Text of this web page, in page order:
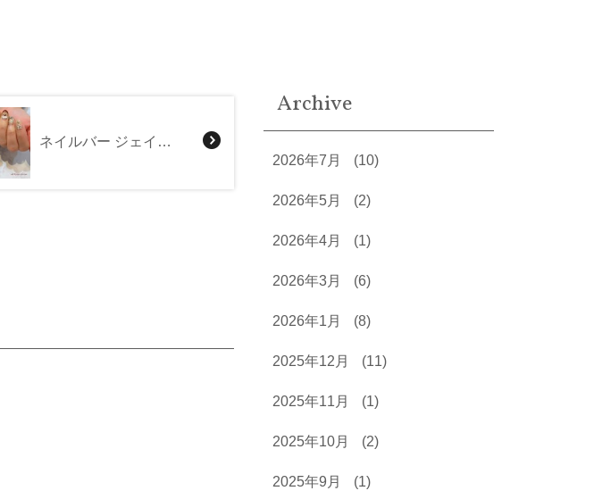
ネイルバー ジェイアール京都伊勢丹店
Archive
2026年7月 (10)
2026年5月 (2)
2026年4月 (1)
2026年3月 (6)
2026年1月 (8)
2025年12月 (11)
2025年11月 (1)
2025年10月 (2)
2025年9月 (1)